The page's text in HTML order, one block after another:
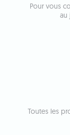
Pour vous
au
Toutes les